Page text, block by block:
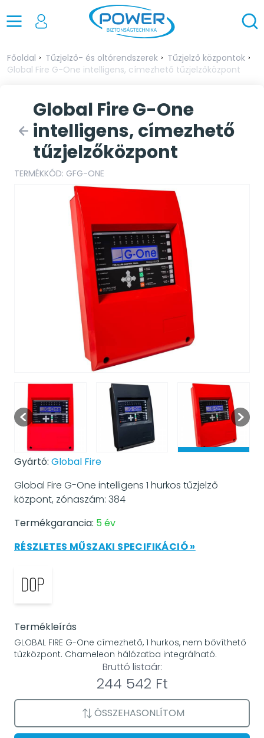
Főoldal Tűzjelző- és oltórendszerek
Tűzjelző központok
Global Fire G-One intelligens, címezhető tűzjelzőközpont
Global Fire G-One
intelligens, címezhető
tűzjelzőközpont
TERMÉKKÓD: GFG-ONE
Gyártó: Global Fire
Global Fire G-One intelligens 1 hurkos tűzjelző
központ, zónaszám: 384
Termékgarancia: 5 év
RÉSZLETES MŰSZAKI SPECIFIKÁCIÓ »
Termékleírás
GLOBAL FIRE G-One címezhető, 1 hurkos, nem bővíthető
tűzközpont. Chameleon hálózatba integrálható.
Bruttó listaár:
244 542 Ft
ÖSSZEHASONLÍTOM